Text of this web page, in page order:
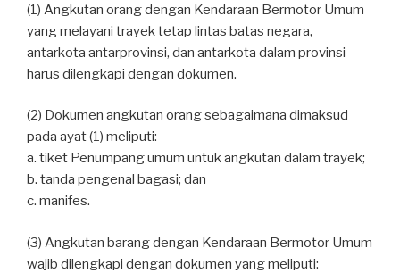
(1) Angkutan orang dengan Kendaraan Bermotor Umum
yang melayani trayek tetap lintas batas negara,
antarkota antarprovinsi, dan antarkota dalam provinsi
harus dilengkapi dengan dokumen.
(2) Dokumen angkutan orang sebagaimana dimaksud
pada ayat (1) meliputi:
a. tiket Penumpang umum untuk angkutan dalam trayek;
b. tanda pengenal bagasi; dan
c. manifes.
(3) Angkutan barang dengan Kendaraan Bermotor Umum
wajib dilengkapi dengan dokumen yang meliputi: